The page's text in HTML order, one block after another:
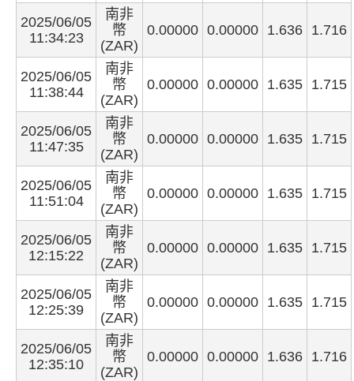
2025/06/05
11:34:23
南非
幣
(ZAR)
0.00000 0.00000 1.636 1.716
2025/06/05
11:38:44
南非
幣
(ZAR)
0.00000 0.00000 1.635 1.715
2025/06/05
11:47:35
南非
幣
(ZAR)
0.00000 0.00000 1.635 1.715
2025/06/05
11:51:04
南非
幣
(ZAR)
0.00000 0.00000 1.635 1.715
2025/06/05
12:15:22
南非
幣
(ZAR)
0.00000 0.00000 1.635 1.715
2025/06/05
12:25:39
南非
幣
(ZAR)
0.00000 0.00000 1.635 1.715
2025/06/05
12:35:10
南非
幣
(ZAR)
0.00000 0.00000 1.636 1.716